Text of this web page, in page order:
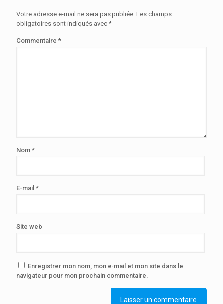
Votre adresse e-mail ne sera pas publiée. Les champs
obligatoires sont indiqués avec *
Commentaire *
Nom *
E-mail *
Site web
Enregistrer mon nom, mon e-mail et mon site dans le
navigateur pour mon prochain commentaire.